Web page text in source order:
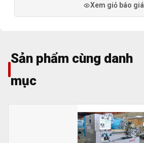
Xem giỏ báo giá
Sản phẩm cùng danh
mục